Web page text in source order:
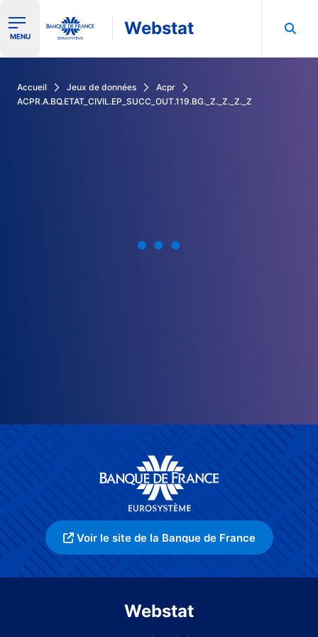
Ouvrir le menu de navigation
MENU Webstat
Accueil Jeux de données
Acpr
ACPR.A.BQ.ETAT_CIVIL.EP_SUCC_OUT.119.BG._Z._Z._Z._Z
Voir le site de la Banque de France
Webstat